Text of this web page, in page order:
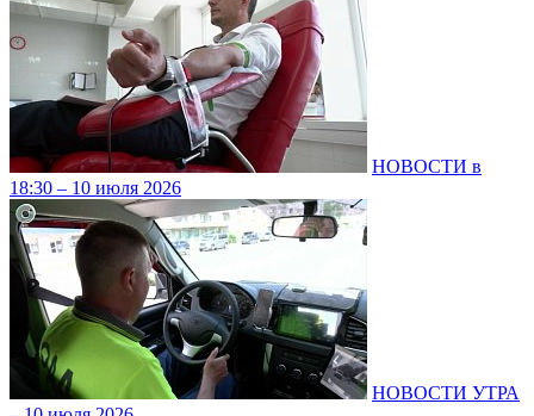
НОВОСТИ в
18:30 – 10 июля 2026
НОВОСТИ УТРА